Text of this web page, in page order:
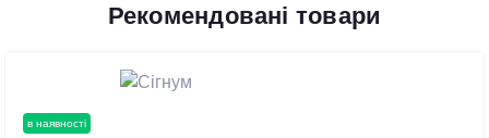
Рекомендовані товари
в наявності